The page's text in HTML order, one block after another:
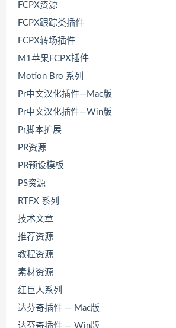
FCPX资源
FCPX跟踪类插件
FCPX转场插件
M1苹果FCPX插件
Motion Bro 系列
Pr中文汉化插件—Mac版
Pr中文汉化插件—Win版
Pr脚本扩展
PR资源
PR预设模板
PS资源
RTFX 系列
技术文章
推荐资源
教程资源
素材资源
红巨人系列
达芬奇插件 — Mac版
达芬奇插件 — Win版